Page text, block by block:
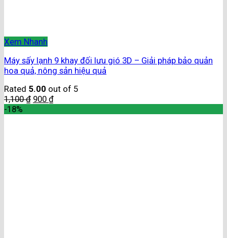
Xem Nhanh
Máy sấy lạnh 9 khay đối lưu gió 3D – Giải pháp bảo quản
hoa quả, nông sản hiệu quả
Rated 5.00 out of 5
1,100₫ 900 ₫
-18%